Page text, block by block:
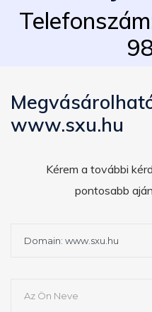
www.sxu.hu
Kérem a további
pontosabb